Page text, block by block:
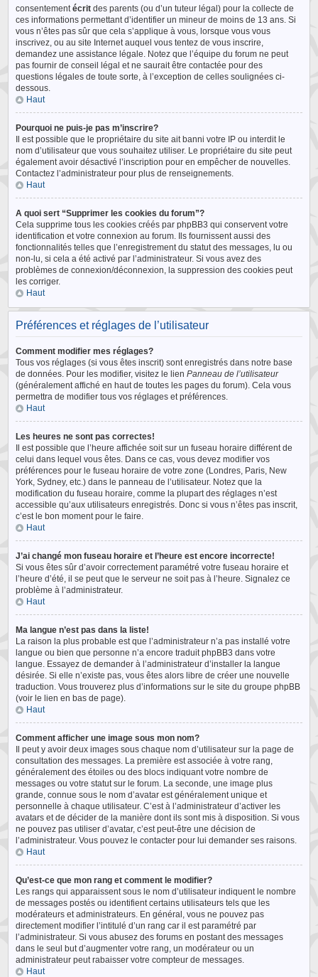
consentementécrit des parents (ou d’un tuteur légal) pour la collecte de
ces informations permettant d’identifier un mineur de moins de 13 ans. Si
vous n’êtes pas sûr que cela s’applique à vous, lorsque vous vous
inscrivez, ou au site Internet auquel vous tentez de vous inscrire,
demandez une assistance légale. Notez que l’équipe du forum ne peut
pas fournir de conseil légal et ne saurait être contactée pour des
questions légales de toute sorte, à l’exception de celles soulignées ci-
dessous.
Haut
Pourquoi ne puis-je pas m’inscrire?
Il est possible que le propriétaire du site ait banni votre IP ou interdit le
nom d’utilisateur que vous souhaitez utiliser. Le propriétaire du site peut
également avoir désactivé l’inscription pour en empêcher de nouvelles.
Contactez l’administrateur pour plus de renseignements.
Haut
A quoi sert “Supprimer les cookies du forum”?
Cela supprime tous les cookies créés par phpBB3 qui conservent votre
identification et votre connexion au forum. Ils fournissent aussi des
fonctionnalités telles que l’enregistrement du statut des messages, lu ou
non-lu, si cela a été activé par l’administrateur. Si vous avez des
problèmes de connexion/déconnexion, la suppression des cookies peut
les corriger.
Haut
Préférences et réglages de l’utilisateur
Comment modifier mes réglages?
Tous vos réglages (si vous êtes inscrit) sont enregistrés dans notre base
de données. Pour les modifier, visitez le lienPanneau de l’utilisateur
(généralement affiché en haut de toutes les pages du forum). Cela vous
permettra de modifier tous vos réglages et préférences.
Haut
Les heures ne sont pas correctes!
Il est possible que l’heure affichée soit sur un fuseau horaire différent de
celui dans lequel vous êtes. Dans ce cas, vous devez modifier vos
préférences pour le fuseau horaire de votre zone (Londres, Paris, New
York, Sydney, etc.) dans le panneau de l’utilisateur. Notez que la
modification du fuseau horaire, comme la plupart des réglages n’est
accessible qu’aux utilisateurs enregistrés. Donc si vous n’êtes pas inscrit,
c’est le bon moment pour le faire.
Haut
J’ai changé mon fuseau horaire et l’heure est encore incorrecte!
Si vous êtes sûr d’avoir correctement paramétré votre fuseau horaire et
l’heure d’été, il se peut que le serveur ne soit pas à l’heure. Signalez ce
problème à l’administrateur.
Haut
Ma langue n’est pas dans la liste!
La raison la plus probable est que l’administrateur n’a pas installé votre
langue ou bien que personne n’a encore traduit phpBB3 dans votre
langue. Essayez de demander à l’administrateur d’installer la langue
désirée. Si elle n’existe pas, vous êtes alors libre de créer une nouvelle
traduction. Vous trouverez plus d’informations sur le site du groupe phpBB
(voir le lien en bas de page).
Haut
Comment afficher une image sous mon nom?
Il peut y avoir deux images sous chaque nom d’utilisateur sur la page de
consultation des messages. La première est associée à votre rang,
généralement des étoiles ou des blocs indiquant votre nombre de
messages ou votre statut sur le forum. La seconde, une image plus
grande, connue sous le nom d’avatar est généralement unique et
personnelle à chaque utilisateur. C’est à l’administrateur d’activer les
avatars et de décider de la manière dont ils sont mis à disposition. Si vous
ne pouvez pas utiliser d’avatar, c’est peut-être une décision de
l’administrateur. Vous pouvez le contacter pour lui demander ses raisons.
Haut
Qu’est-ce que mon rang et comment le modifier?
Les rangs qui apparaissent sous le nom d’utilisateur indiquent le nombre
de messages postés ou identifient certains utilisateurs tels que les
modérateurs et administrateurs. En général, vous ne pouvez pas
directement modifier l’intitulé d’un rang car il est paramétré par
l’administrateur. Si vous abusez des forums en postant des messages
dans le seul but d’augmenter votre rang, un modérateur ou un
administrateur peut rabaisser votre compteur de messages.
Haut